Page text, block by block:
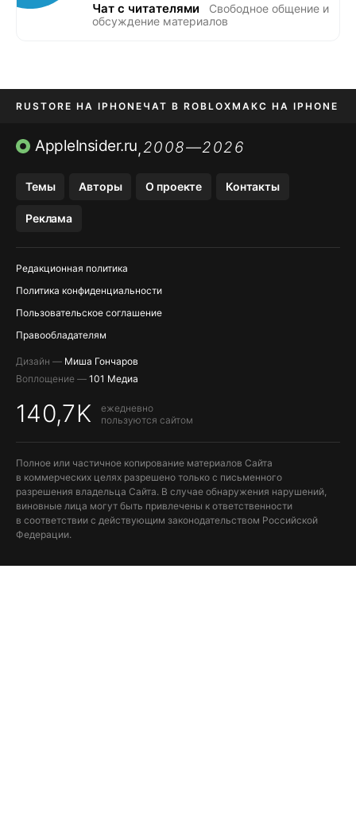
Чат с читателями
Свободное общение и
обсуждение материалов
RUSTORE НА IPHONE ЧАТ В ROBLOXМАКС НА IPHONE
AVITO НА IPHONEВТБ ОНЛАЙН TIKTOK НА IPHONE
AppleInsider.ru,2008—2026
Темы Авторы О проекте Контакты
Реклама
Редакционная политика
Политика конфиденциальности
Пользовательское соглашение
Правообладателям
Дизайн — Миша Гончаров
Воплощение — 101 Медиа
140,7K
ежедневно
пользуются сайтом
Полное или частичное копирование материалов Сайта
в коммерческих целях разрешено только с письменного
разрешения владельца Сайта. В случае обнаружения нарушений,
виновные лица могут быть привлечены к ответственности
в соответствии с действующим законодательством Российской
Федерации.